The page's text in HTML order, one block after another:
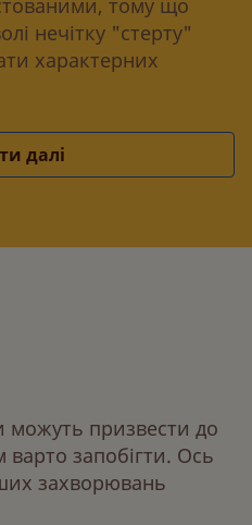
тому що
нечітку "стерту"
характерних
далі
можуть призвести до
варто запобігти. Ось
захворювань